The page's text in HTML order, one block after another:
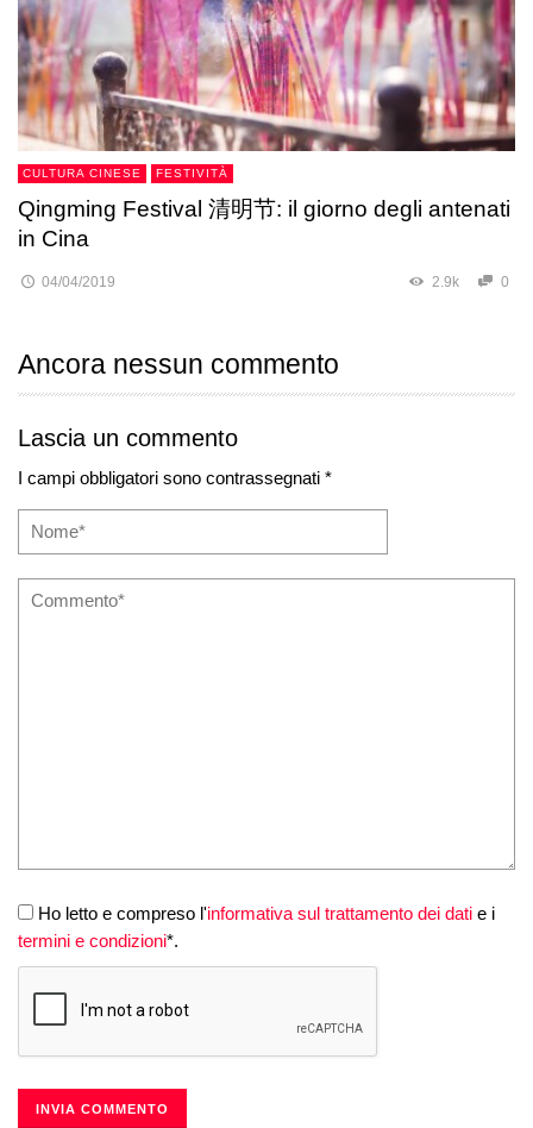
CULTURA CINESE FESTIVITÀ
Qingming Festival 清明节: il giorno degli antenati
in Cina
04/04/2019 2.9k 0
Ancora nessun commento
Lascia un commento
I campi obbligatori sono contrassegnati *
Ho letto e compreso l'informativa sul trattamento dei dati e i
termini e condizioni*.